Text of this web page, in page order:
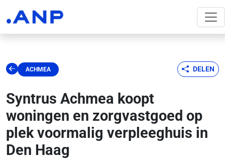
ACHMEA DELEN
Syntrus Achmea koopt
woningen en zorgvastgoed op
plek voormalig verpleeghuis in
Den Haag